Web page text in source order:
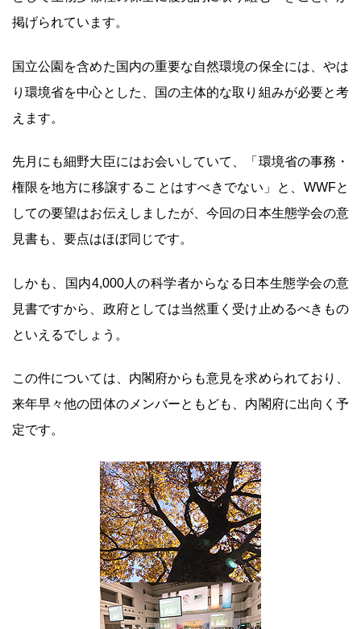
掲げられています。
国立公園を含めた国内の重要な自然環境の保全には、やは
り環境省を中心とした、国の主体的な取り組みが必要と考
えます。
先月にも細野大臣にはお会いしていて、「環境省の事務・
権限を地方に移譲することはすべきでない」と、WWFと
しての要望はお伝えしましたが、今回の日本生態学会の意
見書も、要点はほぼ同じです。
しかも、国内4,000人の科学者からなる日本生態学会の意
見書ですから、政府としては当然重く受け止めるべきもの
といえるでしょう。
この件については、内閣府からも意見を求められており、
来年早々他の団体のメンバーともども、内閣府に出向く予
定です。